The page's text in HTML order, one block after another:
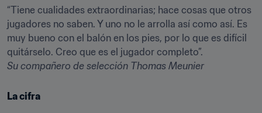
“Tiene cualidades extraordinarias; hace cosas que otros
jugadores no saben. Y uno no le arrolla así como así. Es
muy bueno con el balón en los pies, por lo que es difícil
Su compañero de selección Thomas Meunier
La cifra